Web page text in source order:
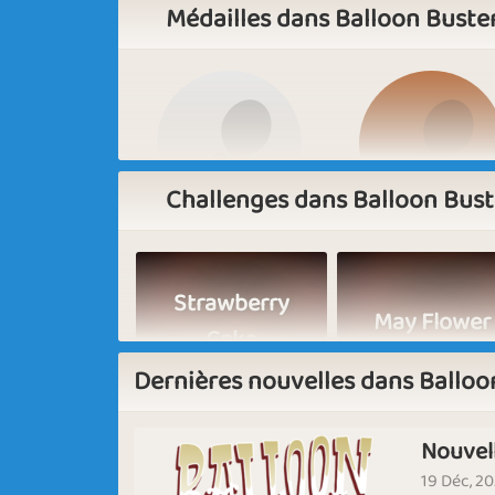
Médailles dans Balloon
Basic Expert
Challenges dans Balloon
Strawberry
Cake
May Flower
Flowers Winter
Dernières nouvelles dans
19 Déc,